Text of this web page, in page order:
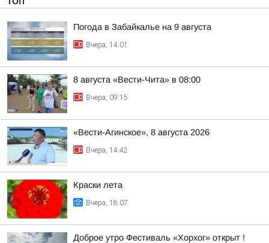
Погода в Забайкалье на 9 августа
Вчера, 14:01
8 августа «Вести-Чита» в 08:00
Вчера, 09:15
«Вести-Агинское», 8 августа 2026
Вчера, 14:42
Краски лета
Вчера, 18:07
Доброе утро Фестиваль «Хорхог» открыт !